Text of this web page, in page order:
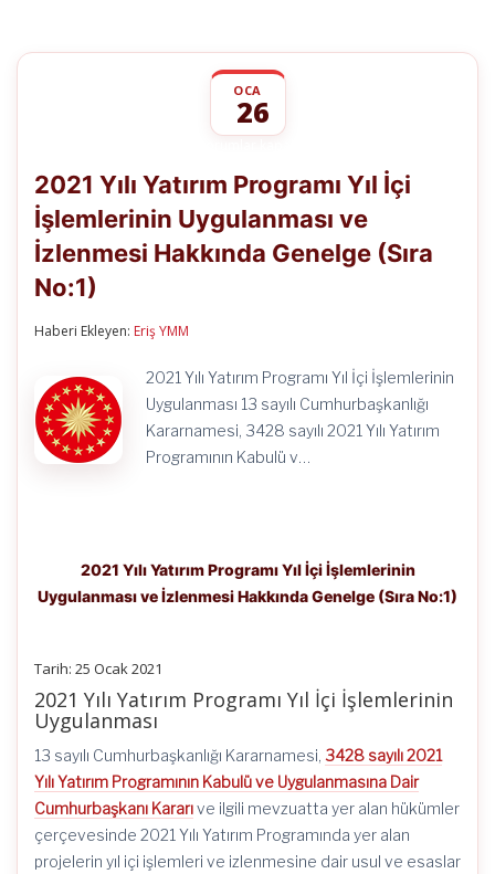
OCA
26
Yatırım
Programı
Yıl
İçi
İşlemlerinin
(Sıra
No:1)
için
2021 Yılı Yatırım Programı Yıl İçi
İşlemlerinin Uygulanması ve
İzlenmesi Hakkında Genelge (Sıra
No:1)
Haberi Ekleyen: Eriş YMM
2021 Yılı Yatırım Programı Yıl İçi İşlemlerinin
Uygulanması 13 sayılı Cumhurbaşkanlığı
Kararnamesi, 3428 sayılı 2021 Yılı Yatırım
Programının Kabulü v…
2021 Yılı Yatırım Programı Yıl İçi İşlemlerinin
Uygulanması ve İzlenmesi Hakkında Genelge (Sıra No:1)
Tarih: 25 Ocak 2021
2021 Yılı Yatırım Programı Yıl İçi İşlemlerinin
Uygulanması
13 sayılı Cumhurbaşkanlığı Kararnamesi, 3428 sayılı 2021
Yılı Yatırım Programının Kabulü ve Uygulanmasına Dair
Cumhurbaşkanı Kararıve ilgili mevzuatta yer alan hükümler
çerçevesinde 2021 Yılı Yatırım Programında yer alan
projelerin yıl içi işlemleri ve izlenmesine dair usul ve esaslar